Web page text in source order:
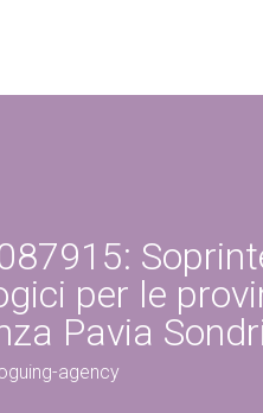
per le
Pavia
agency